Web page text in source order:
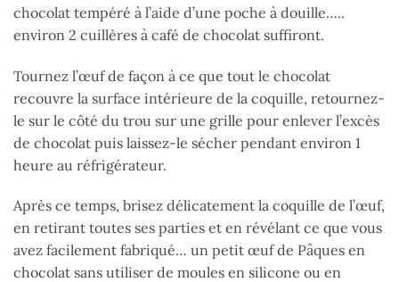
chocolat tempéré à l’aide d’une poche à douille…..
environ 2 cuillères à café de chocolat suffiront.
Tournez l’œuf de façon à ce que tout le chocolat
recouvre la surface intérieure de la coquille, retournez-
le sur le côté du trou sur une grille pour enlever l’excès
de chocolat puis laissez-le sécher pendant environ 1
heure au réfrigérateur.
Après ce temps, brisez délicatement la coquille de l’œuf,
en retirant toutes ses parties et en révélant ce que vous
avez facilement fabriqué… un petit œuf de Pâques en
chocolat sans utiliser de moules en silicone ou en